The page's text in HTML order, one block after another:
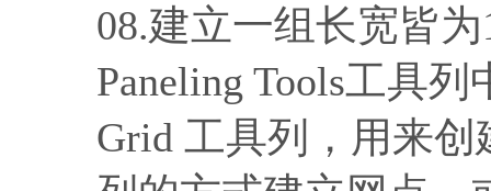
08.建立一组长宽皆
Paneling Tools工具列
Grid 工具列，用来